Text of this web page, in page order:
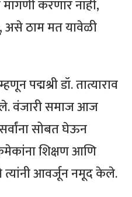
करणार नाही,
ठाम मत यावेळी
पद्मश्री डॉ. तात्याराव
वंजारी समाज आज
सोबत घेऊन
शिक्षण आणि
आवर्जून नमूद केले.